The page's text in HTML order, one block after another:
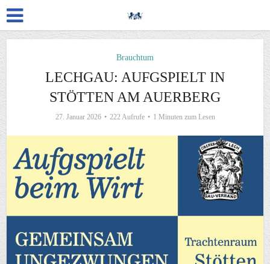
Brauchtum
LECHGAU: AUFGSPIELT IN
STÖTTEN AM AUERBERG
27. Januar 2026 222 Aufrufe 1 Minuten zum Lesen